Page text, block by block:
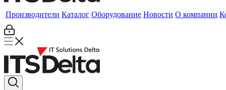
Производители Каталог Оборудование Новости О компании